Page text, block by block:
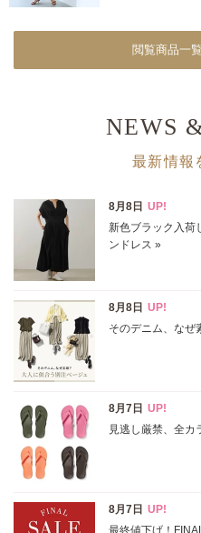
閲覧商品一
NEWS
最新情報